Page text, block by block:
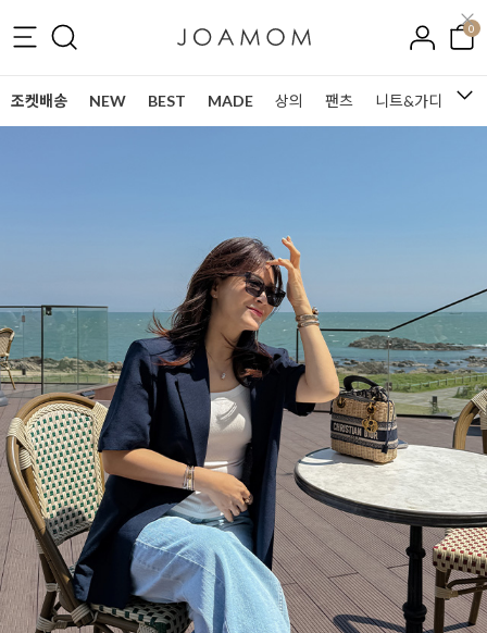
0
조켓배송 NEW BEST MADE 상의 팬츠 니트&가디건